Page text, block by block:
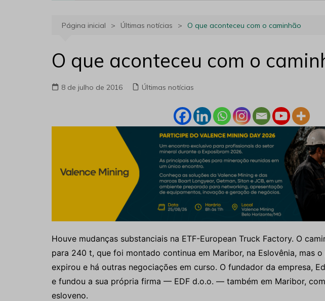
Página inicial Últimas notícias O que aconteceu com o caminhão
O que aconteceu com o
8 de julho de 2016 Últimas notícias
Houve mudanças substanciais na ETF-European Truck Factory. O
para 240 t, que foi montado continua em Maribor, na Eslovênia, mas
expirou e há outras negociações em curso. O fundador da empresa,
e fundou a sua própria firma — EDF d.o.o. — também em Maribor,
esloveno.